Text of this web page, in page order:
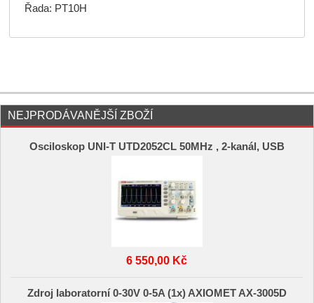
Řada: PT10H
NEJPRODÁVANĚJŠÍ ZBOŽÍ
Osciloskop UNI-T UTD2052CL 50MHz , 2-kanál, USB
6 550,00 Kč
Zdroj laboratorní 0-30V 0-5A (1x) AXIOMET AX-3005D